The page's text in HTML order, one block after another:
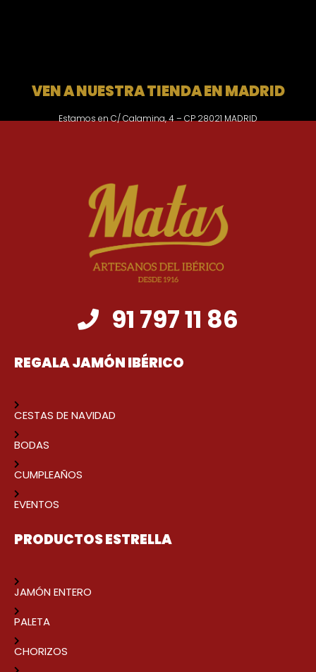
VEN A NUESTRA TIENDA EN MADRID
Estamos en C/ Calamina, 4 – CP 28021 MADRID
91 797 11 86
REGALA JAMÓN IBÉRICO
CESTAS DE NAVIDAD
BODAS
CUMPLEAÑOS
EVENTOS
PRODUCTOS ESTRELLA
JAMÓN ENTERO
PALETA
CHORIZOS